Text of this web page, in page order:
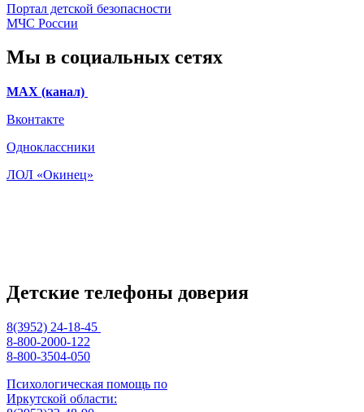
Портал детской безопасности
МЧС России
Мы в социальных сетях
МАХ (канал)
Вконтакте
Одноклассники
ЛОЛ «Окинец»
Детские телефоны доверия
8(3952) 24-18-45
8-800-2000-122
8-800-3504-050
Психологическая помощь по
Иркутской области: